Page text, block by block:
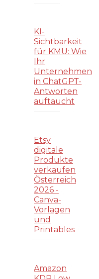
KI-
Sichtbarkeit
für KMU: Wie
Ihr
Unternehmen
in ChatGPT-
Antworten
auftaucht
Etsy
digitale
Produkte
verkaufen
Österreich
2026 -
Canva-
Vorlagen
und
Printables
Amazon